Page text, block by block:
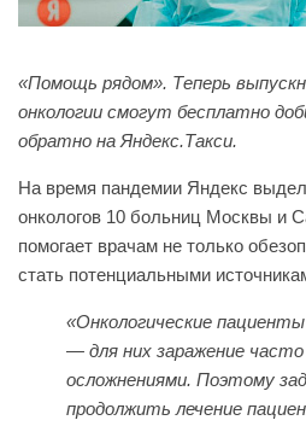
«Помощь рядом». Теперь
онкологии смогут бесплатно
обратно на Яндекс.Такси.
На время пандемии Яндекс
онкологов 10 больниц Москвы и
помогает врачам не только
стать потенциальными
«Онкологические
— для них заражение
осложнениями. Поэтому
продолжить лечение